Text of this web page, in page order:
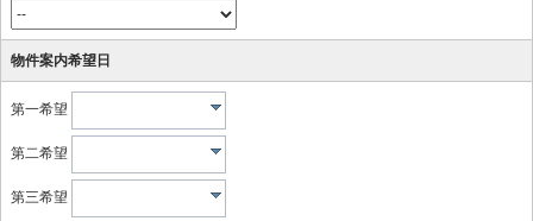
物件案内希望日
第一希望
第二希望
第三希望